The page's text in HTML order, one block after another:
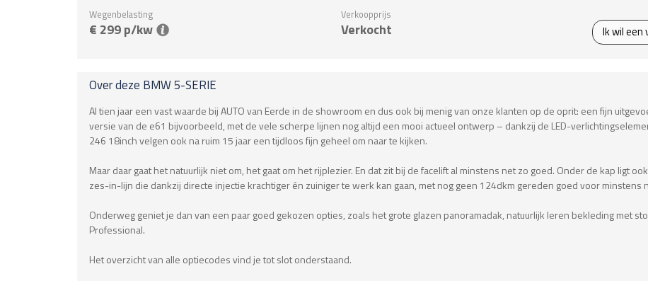
Wegenbelasting
€ 299 p/kw
Verkoopprijs
Verkocht Ik wil een
Over deze BMW5-SERIE
Al tien jaar een vast waarde bij AUTO van Eerde in de showroom en dus ook bij menig van onze klanten op de oprit: een fijn
versie van de e61 bijvoorbeeld, met de vele scherpe lijnen nog altijd een mooi actueel ontwerp – dankzij de LED-
246 18inch velgen ook na ruim 15 jaar een tijdloos fijn geheel om naar te kijken.
Maar daar gaat het natuurlijk niet om, het gaat om het rijplezier. En dat zit bij de facelift al minstens net zo goed. Onder de kap ligt
zes-in-lijn die dankzij directe injectie krachtiger én zuiniger te werk kan gaan, met nog geen 124dkm gereden goed voor minstens
Onderweg geniet je dan van een paar goed gekozen opties, zoals het grote glazen panoramadak, natuurlijk leren bekleding met
Professional.
Het overzicht van alle optiecodes vind je tot slot onderstaand.